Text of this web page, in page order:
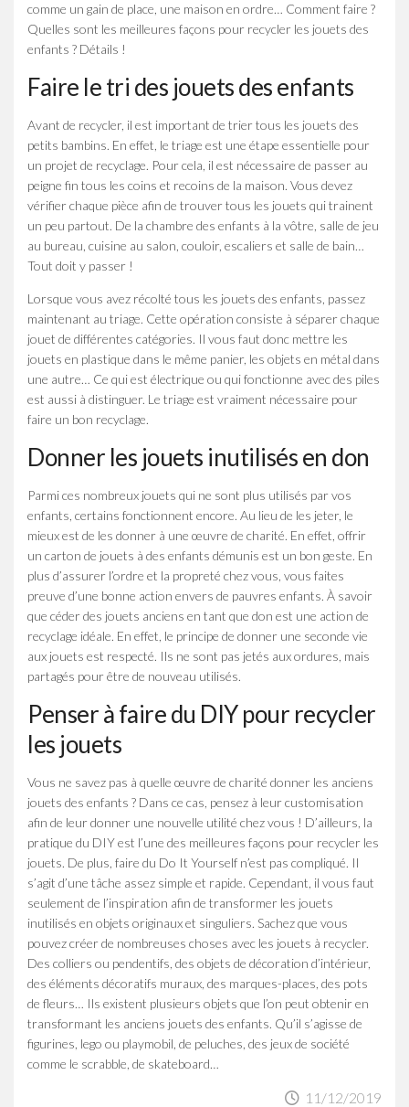
comme un gain de place, une maison en ordre… Comment faire ?
Quelles sont les meilleures façons pour recycler les jouets des
enfants ? Détails !
Faire le tri des jouets des enfants
Avant de recycler, il est important de trier tous les jouets des
petits bambins. En effet, le triage est une étape essentielle pour
un projet de recyclage. Pour cela, il est nécessaire de passer au
peigne fin tous les coins et recoins de la maison. Vous devez
vérifier chaque pièce afin de trouver tous les jouets qui trainent
un peu partout. De la chambre des enfants à la vôtre, salle de jeu
au bureau, cuisine au salon, couloir, escaliers et salle de bain…
Tout doit y passer !
Lorsque vous avez récolté tous les jouets des enfants, passez
maintenant au triage. Cette opération consiste à séparer chaque
jouet de différentes catégories. Il vous faut donc mettre les
jouets en plastique dans le même panier, les objets en métal dans
une autre… Ce qui est électrique ou qui fonctionne avec des piles
est aussi à distinguer. Le triage est vraiment nécessaire pour
faire un bon recyclage.
Donner les jouets inutilisés en don
Parmi ces nombreux jouets qui ne sont plus utilisés par vos
enfants, certains fonctionnent encore. Au lieu de les jeter, le
mieux est de les donner à une œuvre de charité. En effet, offrir
un carton de jouets à des enfants démunis est un bon geste. En
plus d’assurer l’ordre et la propreté chez vous, vous faites
preuve d’une bonne action envers de pauvres enfants. À savoir
que céder des jouets anciens en tant que don est une action de
recyclage idéale. En effet, le principe de donner une seconde vie
aux jouets est respecté. Ils ne sont pas jetés aux ordures, mais
partagés pour être de nouveau utilisés.
Penser à faire du DIY pour recycler
les jouets
Vous ne savez pas à quelle œuvre de charité donner les anciens
jouets des enfants ? Dans ce cas, pensez à leur customisation
afin de leur donner une nouvelle utilité chez vous ! D’ailleurs, la
pratique du DIY est l’une des meilleures façons pour recycler les
jouets. De plus, faire du Do It Yourself n’est pas compliqué. Il
s’agit d’une tâche assez simple et rapide. Cependant, il vous faut
seulement de l’inspiration afin de transformer les jouets
inutilisés en objets originaux et singuliers. Sachez que vous
pouvez créer de nombreuses choses avec les jouets à recycler.
Des colliers ou pendentifs, des objets de décoration d’intérieur,
des éléments décoratifs muraux, des marques-places, des pots
de fleurs… Ils existent plusieurs objets que l’on peut obtenir en
transformant les anciens jouets des enfants. Qu’il s’agisse de
figurines, lego ou playmobil, de peluches, des jeux de société
comme le scrabble, de skateboard…
11/12/2019